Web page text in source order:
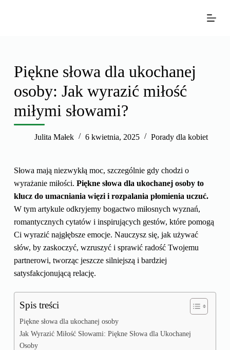
o
Piękne słowa dla ukochanej
osoby: Jak wyrazić miłość
miłymi słowami?
Julita Małek 6 kwietnia, 2025 Porady dla kobiet
Słowa mają niezwykłą moc, szczególnie gdy chodzi o
wyrażanie miłości. Piękne słowa dla ukochanej osoby to
klucz do umacniania więzi i rozpalania płomienia uczuć.
W tym artykule odkryjemy bogactwo miłosnych wyznań,
romantycznych cytatów i inspirujących gestów, które pomogą
Ci wyrazić najgłębsze emocje. Nauczysz się, jak używać
słów, by zaskoczyć, wzruszyć i sprawić radość Twojemu
partnerowi, tworząc jeszcze silniejszą i bardziej
satysfakcjonującą relację.
Spis treści
Piękne słowa dla ukochanej osoby
Jak Wyrazić Miłość Słowami: Piękne Słowa dla Ukochanej
Osoby